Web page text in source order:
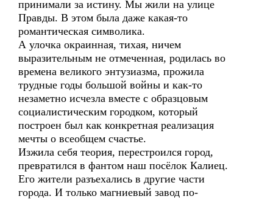
принимали за истину. Мы жили на улице
Правды. В этом была даже какая-то
романтическая символика.
А улочка окраинная, тихая, ничем
выразительным не отмеченная, родилась во
времена великого энтузиазма, прожила
трудные годы большой войны и как-то
незаметно исчезла вместе с образцовым
социалистическим городком, который
построен был как конкретная реализация
мечты о всеобщем счастье.
Изжила себя теория, перестроился город,
превратился в фантом наш посёлок Калиец.
Его жители разъехались в другие части
города. И только магниевый завод по-